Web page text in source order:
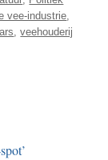
vee-industrie,
,veehouderij